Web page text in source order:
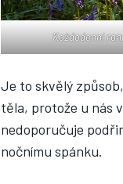
Každodenní
Je to skvělý
těla, protože u nás
nedoporučuje
nočnímu spánku.